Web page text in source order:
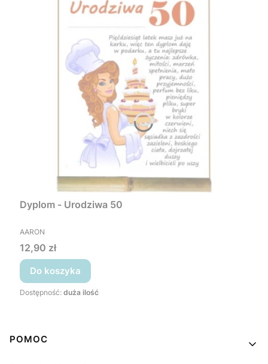
Dyplom - Urodziwa 50
PRODUCENT
AARON
Cena
12,90 zł
Do koszyka
Dostępność: duża ilość
Linki w stopce
POMOC